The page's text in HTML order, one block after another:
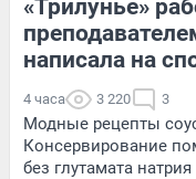
«Трилунье»
написала на
4 часа 3 220 3
Модные рецепты
Консервирование
без глутамата